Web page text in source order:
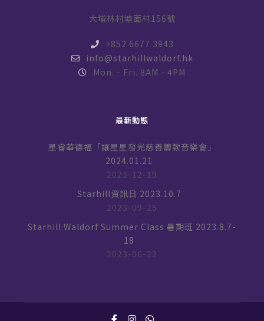
大埔林村塘面村156號
+852 6677 3943
info@starhillwaldorf.hk
Mon. - Fri. 8AM - 4PM
最新動態
星睿華德福「讓星星發光慈善籌款音樂會」
2024.01.21
2023-12-19
Starhill資訊日 2023.10.7
2023-09-25
Starhill Waldorf Summer Class 暑期班 2023.8.7-
18
2023-06-22